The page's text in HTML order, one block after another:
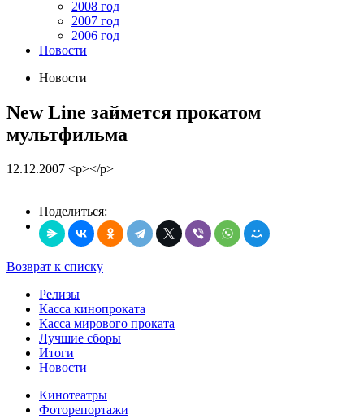
2008 год
2007 год
2006 год
Новости
Новости
New Line займется прокатом
мультфильма
12.12.2007 <p></p>
Поделиться:
Возврат к списку
Релизы
Касса кинопроката
Касса мирового проката
Лучшие сборы
Итоги
Новости
Кинотеатры
Фоторепортажи